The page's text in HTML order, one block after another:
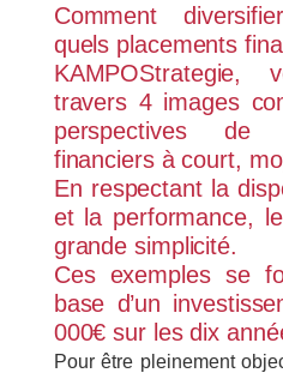
Comment
quels placements
travers 4 images
perspectives de
financiers à court,
En respectant la
et la performance,
grande simplicité.
Ces exemples se
base d’un
000€ sur les dix
Pour être pleinement